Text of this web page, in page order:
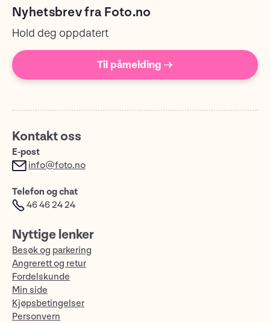
Nyhetsbrev fra Foto.no
Hold deg oppdatert
Til påmelding →
Kontakt oss
E-post
info@foto.no
Telefon og chat
46 46 24 24
Nyttige lenker
Besøk og parkering
Angrerett og retur
Fordelskunde
Min side
Kjøpsbetingelser
Personvern